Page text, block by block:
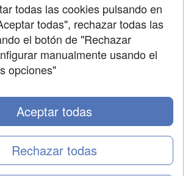
2026 Formazion Web, S.L. - Calle
62 - 28034 Madrid Tel: 91 533 70 78
todas las cookies pulsando en
todas", rechazar todas las
el botón de "Rechazar
manualmente usando el
opciones"
Rechazar todas
Aceptar todas